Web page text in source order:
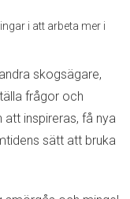
i att arbeta mer i
skogsägare,
frågor och
att inspireras, få nya
sätt att bruka